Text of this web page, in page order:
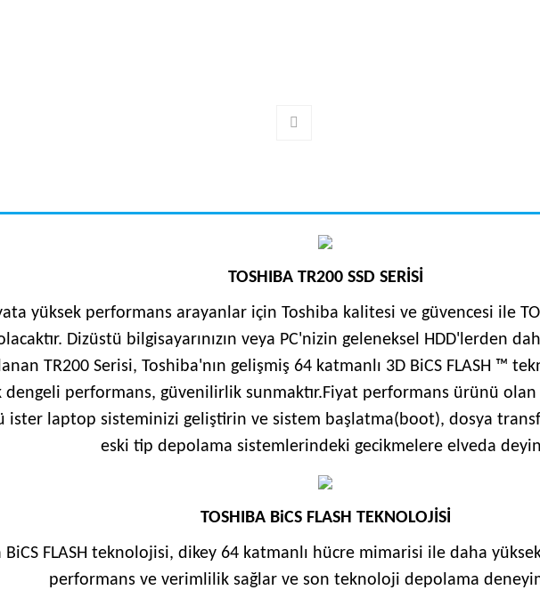
TOSHIBA TR200 SSD SERİSİ
yüksek performans arayanlar için Toshiba kalitesi ve güvencesi ile
Dizüstü bilgisayarınızın veya PC'nizin geleneksel HDD'lerden
TR200 Serisi, Toshiba'nın gelişmiş 64 katmanlı 3D BiCS FLASH ™
dengeli performans, güvenilirlik sunmaktır.Fiyat performans ürünü olan
ister laptop sisteminizi geliştirin ve sistem başlatma(boot), dosya
eski tip depolama sistemlerindeki gecikmelere elveda
TOSHIBA BiCS FLASH TEKNOLOJİSİ
BiCS FLASH teknolojisi, dikey 64 katmanlı hücre mimarisi ile daha
performans ve verimlilik sağlar ve son teknoloji depolama